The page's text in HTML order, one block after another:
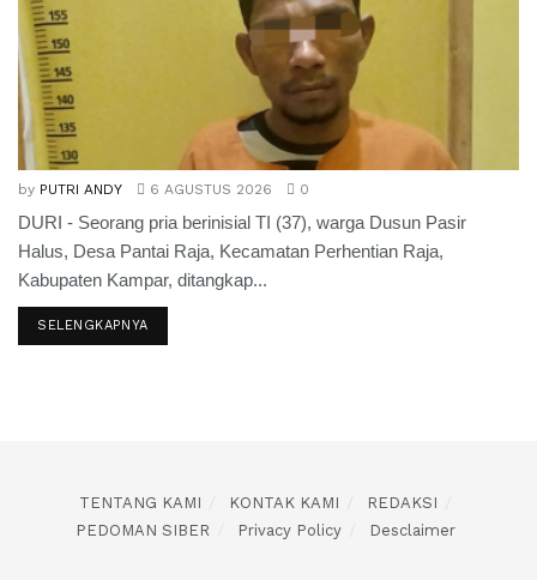
by PUTRI ANDY 6 AGUSTUS 2026 0
DURI - Seorang pria berinisial TI (37), warga Dusun Pasir
Halus, Desa Pantai Raja, Kecamatan Perhentian Raja,
Kabupaten Kampar, ditangkap...
SELENGKAPNYA
TENTANG KAMI KONTAK KAMI
REDAKSI
PEDOMAN SIBER
Privacy Policy Desclaimer